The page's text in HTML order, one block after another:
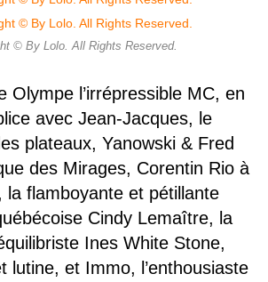
© By Lolo. All Rights Reserved.
Olympe l’irrépressible MC, en
avec Jean-Jacques, le
plateaux, Yanowski & Fred
des Mirages, Corentin Rio à
la flamboyante et pétillante
Cindy Lemaître, la
Ines White Stone,
lutine, et Immo, l’enthousiaste